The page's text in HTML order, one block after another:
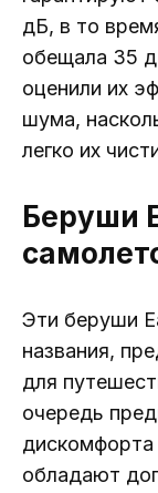
дБ, в то
обещала 35
оценили их
шума,
легко их
Беруши
Эти беруши
названия,
для
очередь
дискомфорта
обладают